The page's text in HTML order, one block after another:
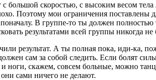
большой скоростью, с высоким весом
Поэтому мои ограничения
В группе-то ты должен
результатами всей группы никогда не
результат. А ты полная пока, иди-ка,
сам за собой следить. Если болят
ноги, скажем, совсем больные, можно
они сами ничего не делают.